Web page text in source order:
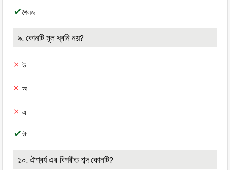
শৈলজ
৯. কোনটি মূল ধ্বনি নয়?
উ
অ
এ
ঔ
১০. ঐশ্বর্য এর বিপরীত শব্দ কোনটি?